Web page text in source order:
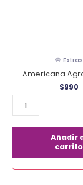
🧅 Extras
Americana
$990
Añadir
carrito